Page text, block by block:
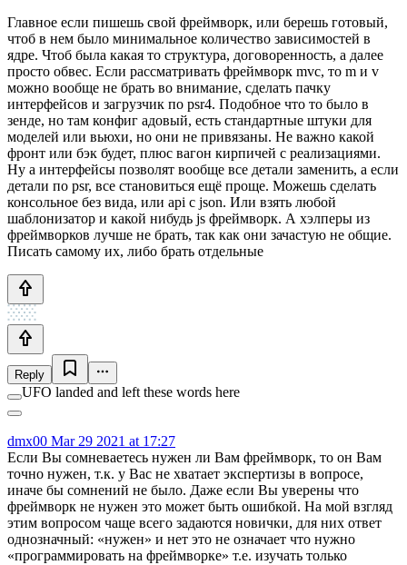
Главное если пишешь свой фреймворк, или берешь готовый,
чтоб в нем было минимальное количество зависимостей в
ядре. Чтоб была какая то структура, договоренность, а далее
просто обвес. Если рассматривать фреймворк mvc, то m и v
можно вообще не брать во внимание, сделать пачку
интерфейсов и загрузчик по psr4. Подобное что то было в
зенде, но там конфиг адовый, есть стандартные штуки для
моделей или вьюхи, но они не привязаны. Не важно какой
фронт или бэк будет, плюс вагон кирпичей с реализациями.
Ну а интерфейсы позволят вообще все детали заменить, а если
детали по psr, все становиться ещё проще. Можешь сделать
консольное без вида, или api с json. Или взять любой
шаблонизатор и какой нибудь js фреймворк. А хэлперы из
фреймворков лучше не брать, так как они зачастую не общие.
Писать самому их, либо брать отдельные
Reply
UFO landed and left these words here
dmx00 Mar 29 2021 at 17:27
Если Вы сомневаетесь нужен ли Вам фреймворк, то он Вам
точно нужен, т.к. у Вас не хватает экспертизы в вопросе,
иначе бы сомнений не было. Даже если Вы уверены что
фреймворк не нужен это может быть ошибкой. На мой взгляд
этим вопросом чаще всего задаются новички, для них ответ
однозначный: «нужен» и нет это не означает что нужно
«программировать на фреймворке» т.е. изучать только